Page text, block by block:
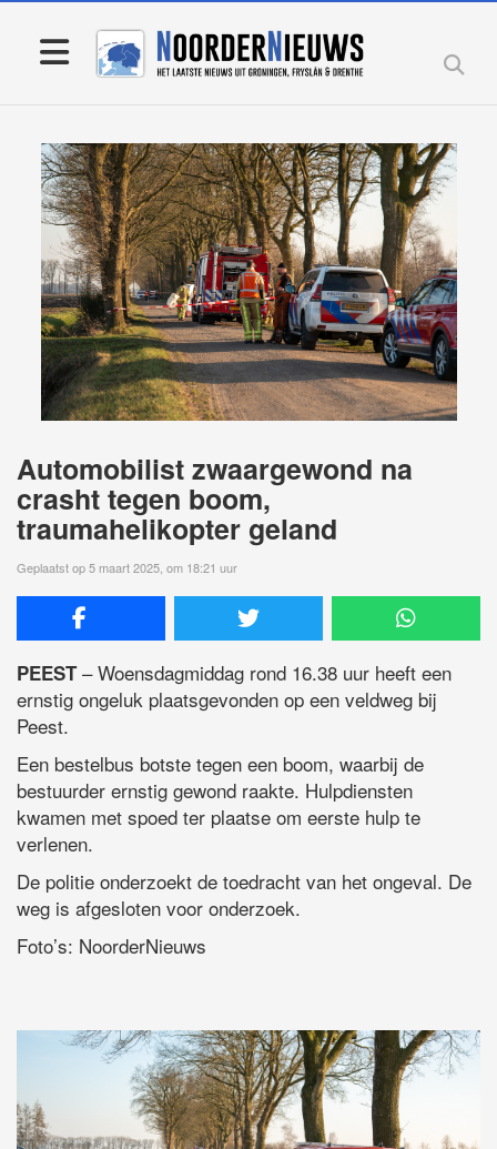
Automobilist zwaargewond na
crasht tegen boom,
traumahelikopter geland
Geplaatst op 5 maart 2025, om 18:21 uur
PEEST– Woensdagmiddag rond 16.38 uur heeft een
ernstig ongeluk plaatsgevonden op een veldweg bij
Peest.
Een bestelbus botste tegen een boom, waarbij de
bestuurder ernstig gewond raakte. Hulpdiensten
kwamen met spoed ter plaatse om eerste hulp te
verlenen.
De politie onderzoekt de toedracht van het ongeval. De
weg is afgesloten voor onderzoek.
Foto’s: NoorderNieuws